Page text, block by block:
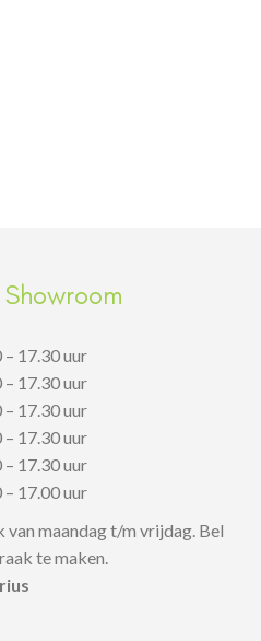
– 17.30 uur
– 17.30 uur
– 17.30 uur
– 17.30 uur
– 17.30 uur
– 17.00 uur
maandag t/m vrijdag. Bel
te maken.